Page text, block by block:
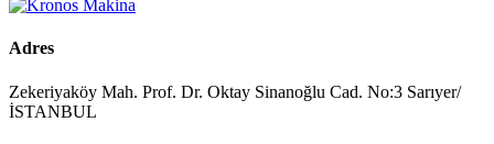
Adres
Zekeriyaköy Mah. Prof. Dr. Oktay Sinanoğlu Cad. No:3 Sarıyer/
İSTANBUL